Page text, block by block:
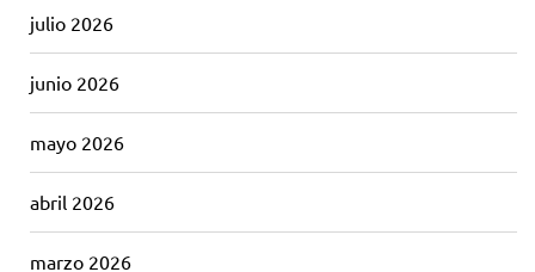
julio 2026
junio 2026
mayo 2026
abril 2026
marzo 2026